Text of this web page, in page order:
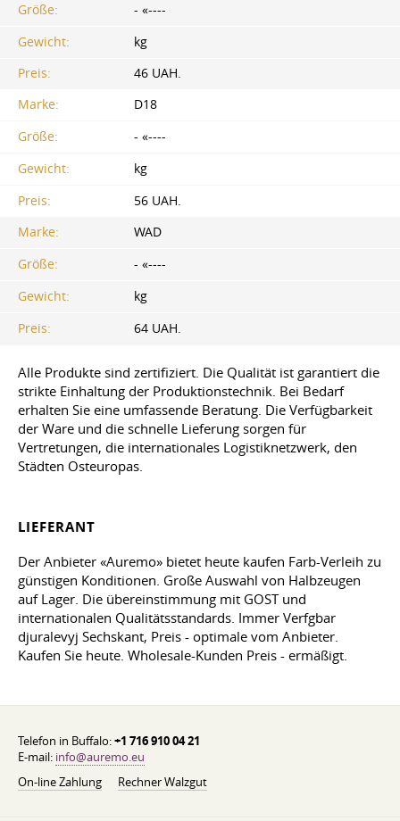
Größe:
- «----
Gewicht:
kg
Preis:
46 UAH.
Marke:
D18
Größe:
- «----
Gewicht:
kg
Preis:
56 UAH.
Marke:
WAD
Größe:
- «----
Gewicht:
kg
Preis:
64 UAH.
Alle Produkte sind zertifiziert. Die Qualität ist garantiert die
strikte Einhaltung der Produktionstechnik. Bei Bedarf
erhalten Sie eine umfassende Beratung. Die Verfügbarkeit
der Ware und die schnelle Lieferung sorgen für
Vertretungen, die internationales Logistiknetzwerk, den
Städten Osteuropas.
LIEFERANT
Der Anbieter «Auremo» bietet heute kaufen Farb-Verleih zu
günstigen Konditionen. Große Auswahl von Halbzeugen
auf Lager. Die übereinstimmung mit GOST und
internationalen Qualitätsstandards. Immer Verfgbar
djuralevyj Sechskant, Preis - optimale vom Anbieter.
Kaufen Sie heute. Wholesale-Kunden Preis - ermäßigt.
Telefon in Buffalo:+1 716 910 04 21
E-mail: info@auremo.eu
On-line Zahlung
Rechner Walzgut